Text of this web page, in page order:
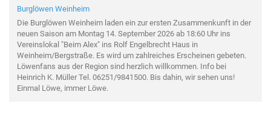
Burglöwen Weinheim
Die Burglöwen Weinheim laden ein zur ersten Zusammenkunft in der
neuen Saison am Montag 14. September 2026 ab 18:60 Uhr ins
Vereinslokal "Beim Alex" ins Rolf Engelbrecht Haus in
Weinheim/Bergstraße. Es wird um zahlreiches Erscheinen gebeten.
Löwenfans aus der Region sind herzlich willkommen. Info bei
Heinrich K. Müller Tel. 06251/9841500. Bis dahin, wir sehen uns!
Einmal Löwe, immer Löwe.